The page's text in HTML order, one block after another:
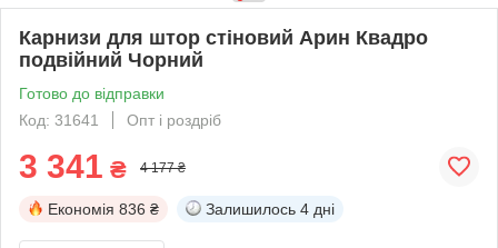
Карнизи для штор стіновий Арин Квадро
подвійний Чорний
Готово до відправки
Код: 31641
Опт і роздріб
3 341 ₴ 4 177 ₴
Економія 836 ₴ Залишилось 4 дні